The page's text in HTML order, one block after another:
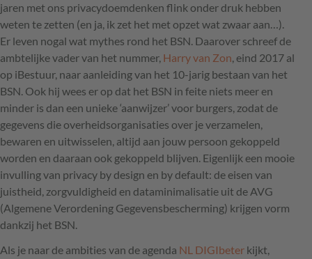
jaren met ons privacydoemdenken flink onder druk hebben
weten te zetten (en ja, ik zet het met opzet wat zwaar aan…).
Er leven nogal wat mythes rond het BSN. Daarover schreef de
ambtelijke vader van het nummer, Harry van Zon, eind 2017 al
op iBestuur, naar aanleiding van het 10-jarig bestaan van het
BSN. Ook hij wees er op dat het BSN in feite niets meer en
minder is dan een unieke ‘aanwijzer’ voor burgers, zodat de
gegevens die overheidsorganisaties over je verzamelen,
bewaren en uitwisselen, altijd aan jouw persoon gekoppeld
worden en daaraan ook gekoppeld blijven. Eigenlijk een mooie
invulling van privacy by design en by default: de eisen van
juistheid, zorgvuldigheid en dataminimalisatie uit de AVG
(Algemene Verordening Gegevensbescherming) krijgen vorm
dankzij het BSN.
Als je naar de ambities van de agenda NL DIGIbeter kijkt,